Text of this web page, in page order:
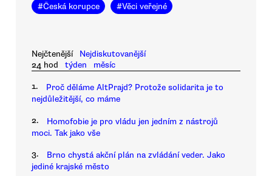
#Česká korupce #Věci veřejné
Nejčtenější
Nejdiskutovanější
24 hod
týden měsíc
1.
Proč děláme AltPrajd? Protože solidarita je to
nejdůležitější, co máme
2.
Homofobie je pro vládu jen jedním z nástrojů
moci. Tak jako vše
3.
Brno chystá akční plán na zvládání veder. Jako
jediné krajské město